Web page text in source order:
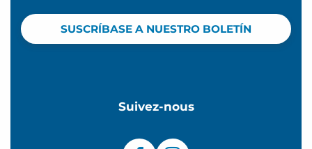
SUSCRÍBASE A NUESTRO BOLETÍN
Suivez-nous